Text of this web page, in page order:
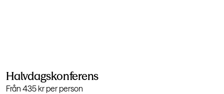
Halvdagskonferens
Från 435 kr per person